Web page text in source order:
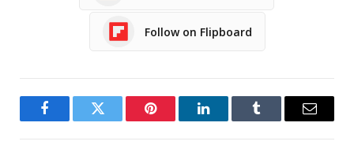
Follow on Flipboard
FacebookTwitter Pinterest LinkedInTumblr Email